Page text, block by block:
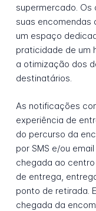
supermercado.
suas encomendas
um espaço
praticidade de um
a otimização dos
destinatários.
As notificações
experiência de
do percurso da
por SMS e/ou
chegada ao
de entrega,
ponto de retirada.
chegada da